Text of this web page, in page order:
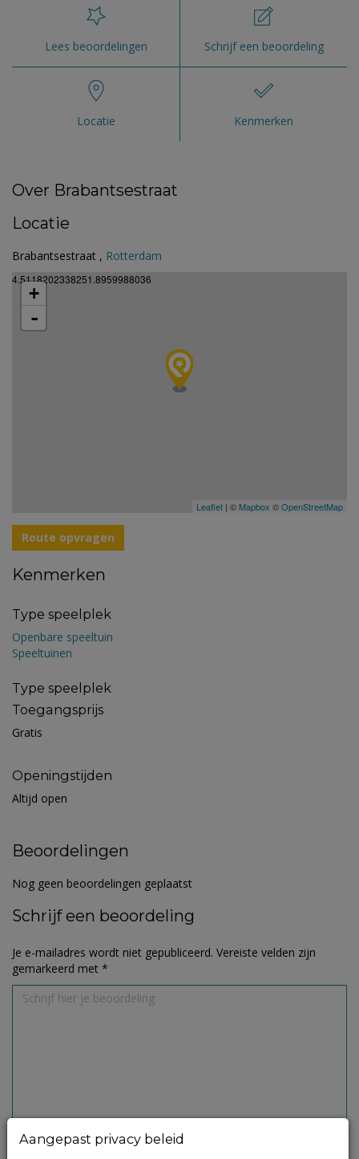
Lees beoordelingen Schrijf een beoordeling
Locatie Kenmerken
Over Brabantsestraat
Locatie
Brabantsestraat , Rotterdam
4.5118202338251.8959988036
+
-
Leaflet | © Mapbox ©OpenStreetMap
Route opvragen
Kenmerken
Type speelplek
Openbare speeltuin
Speeltuinen
Type speelplek
Toegangsprijs
Gratis
Openingstijden
Altijd open
Beoordelingen
Nog geen beoordelingen geplaatst
Schrijf een beoordeling
Je e-mailadres wordt niet gepubliceerd. Vereiste velden zijn
gemarkeerd met *
Aangepast privacy beleid